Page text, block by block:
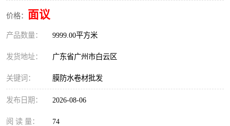
价格： 面议
产品数量： 9999.00平方米
发货地址： 广东省广州市白云区
关键词： 膜防水卷材批发
发布日期： 2026-08-06
阅 读 量： 74